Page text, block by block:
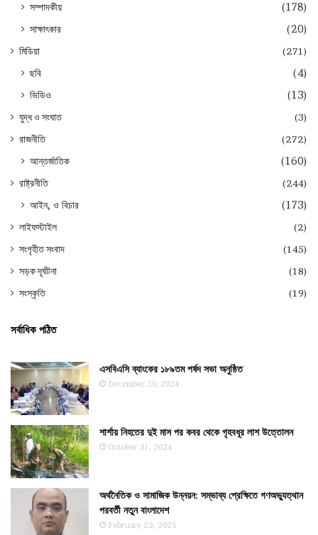
সম্পাদকীয়
(178)
সাক্ষাৎকার
(20)
মিডিয়া (271)
ছবি
(4)
ভিডিও
(13)
যুদ্ধ ও সংঘাত
(3)
রাজনীতি
(272)
আন্তর্জাতিক (160)
রাষ্ট্রনীতি (244)
আইন, ও বিচার (173)
লাইফস্টাইল
(2)
সংগৃহীত সংবাদ
(145)
সড়ক দূর্ঘটনা
(18)
সংস্কৃতি
(19)
সর্বাধিক পঠিত
এসবিএসি ব্যাংকের ১৮৯তম পর্ষদ সভা অনুষ্ঠিত
December 30, 2024
শার্শায় নিহতের দুই মাস পর কবর থেকে গৃহবধূর লাশ উত্তোলন
October 31, 2024
অর্থনৈতিক ও সামাজিক উন্নয়ন: সম্ভাব্য প্রেক্ষিতে গণঅভ্যুত্থান
পরবর্তী নতুন বাংলাদেশ
February 23, 2025